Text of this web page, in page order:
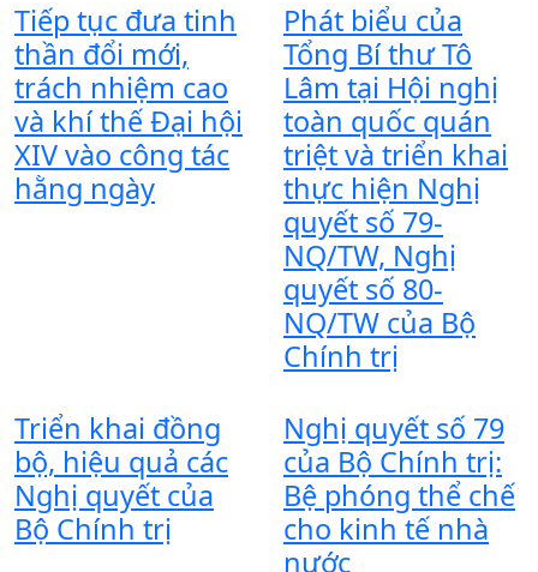
Tiếp tục đưa tinh
thần đổi mới,
trách nhiệm cao
và khí thế Đại hội
XIV vào công tác
hằng ngày
Phát biểu của
Tổng Bí thư Tô
Lâm tại Hội nghị
toàn quốc quán
triệt và triển khai
thực hiện Nghị
quyết số 79-
NQ/TW, Nghị
quyết số 80-
NQ/TW của Bộ
Chính trị
Triển khai đồng
bộ, hiệu quả các
Nghị quyết của
Bộ Chính trị
Nghị quyết số 79
của Bộ Chính trị:
Bệ phóng thể chế
cho kinh tế nhà
nước